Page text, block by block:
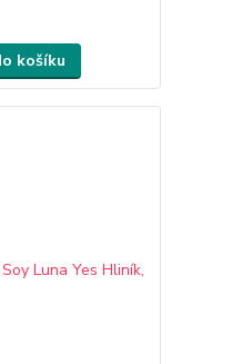
košíku